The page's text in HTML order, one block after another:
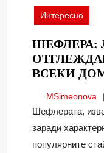
Интересно
ШЕФЛЕРА:
ВСЕКИ
MSimeonova
Шефлерата, известна още като „дърво чадър“
заради
популярните